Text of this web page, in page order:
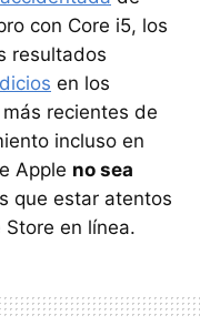
con Core i5, los
resultados
en los
recientes de
incluso en
Apple no sea
que estar atentos
en línea.